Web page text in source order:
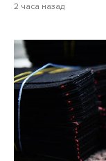
2 часа назад